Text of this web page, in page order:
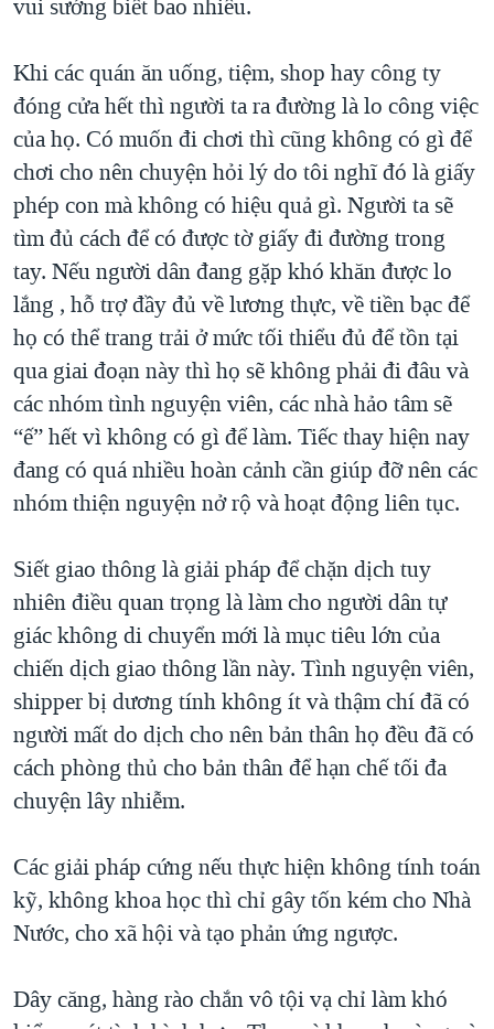
vui sướng biết bao nhiêu.
Khi các quán ăn uống, tiệm, shop hay công ty
đóng cửa hết thì người ta ra đường là lo công việc
của họ. Có muốn đi chơi thì cũng không có gì để
chơi cho nên chuyện hỏi lý do tôi nghĩ đó là giấy
phép con mà không có hiệu quả gì. Người ta sẽ
tìm đủ cách để có được tờ giấy đi đường trong
tay. Nếu người dân đang gặp khó khăn được lo
lắng , hỗ trợ đầy đủ về lương thực, về tiền bạc để
họ có thể trang trải ở mức tối thiểu đủ để tồn tại
qua giai đoạn này thì họ sẽ không phải đi đâu và
các nhóm tình nguyện viên, các nhà hảo tâm sẽ
“ế” hết vì không có gì để làm. Tiếc thay hiện nay
đang có quá nhiều hoàn cảnh cần giúp đỡ nên các
nhóm thiện nguyện nở rộ và hoạt động liên tục.
Siết giao thông là giải pháp để chặn dịch tuy
nhiên điều quan trọng là làm cho người dân tự
giác không di chuyển mới là mục tiêu lớn của
chiến dịch giao thông lần này. Tình nguyện viên,
shipper bị dương tính không ít và thậm chí đã có
người mất do dịch cho nên bản thân họ đều đã có
cách phòng thủ cho bản thân để hạn chế tối đa
chuyện lây nhiễm.
Các giải pháp cứng nếu thực hiện không tính toán
kỹ, không khoa học thì chỉ gây tốn kém cho Nhà
Nước, cho xã hội và tạo phản ứng ngược.
Dây căng, hàng rào chắn vô tội vạ chỉ làm khó